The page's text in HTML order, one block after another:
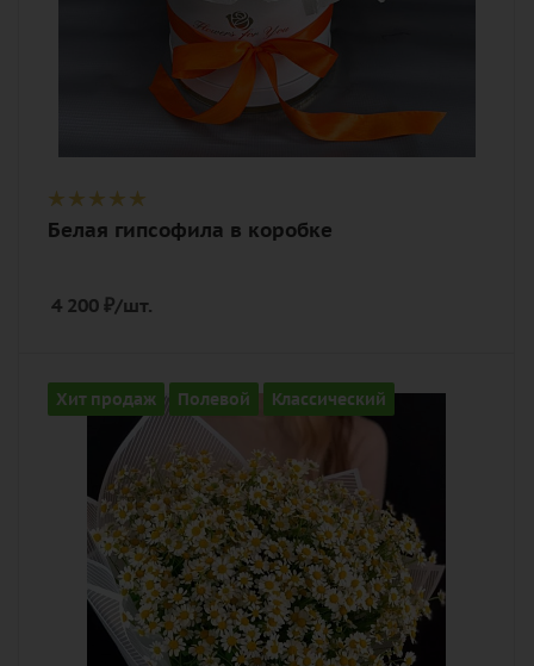
Белая гипсофила в коробке
4 200 ₽/шт.
Хит продаж Полевой Классический
Количество
15
белый
Описание
танацетум (полевая ромашка), лента,
дизайнерская упаковка